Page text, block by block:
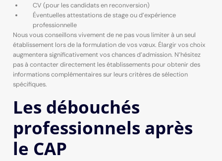
CV (pour les candidats en reconversion)
Éventuelles attestations de stage ou d’expérience
professionnelle
Nous vous conseillons vivement de ne pas vous limiter à un seul
établissement lors de la formulation de vos vœux. Élargir vos choix
augmentera significativement vos chances d’admission. N’hésitez
pas à contacter directement les établissements pour obtenir des
informations complémentaires sur leurs critères de sélection
spécifiques.
Les débouchés
professionnels après
le CAP